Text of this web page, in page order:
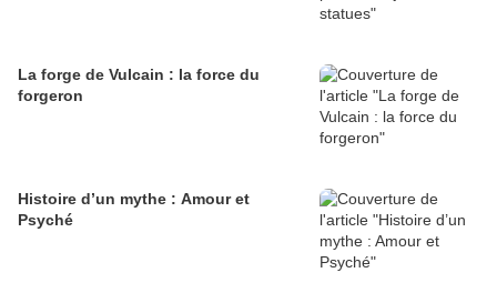
La forge de Vulcain : la force du
forgeron
Histoire d’un mythe : Amour et
Psyché